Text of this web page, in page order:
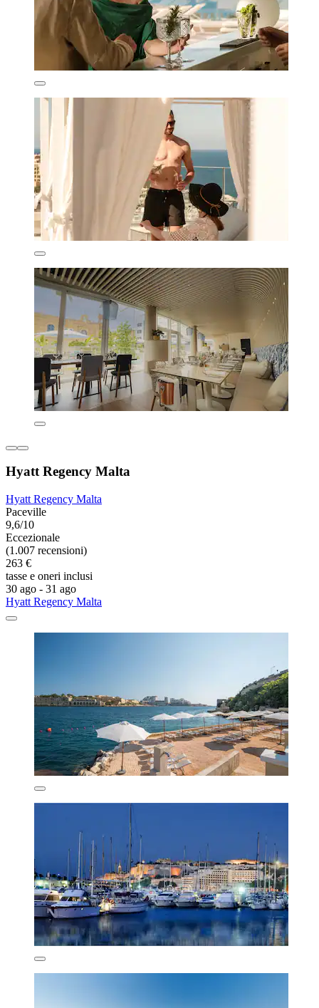
Hyatt Regency Malta
Hyatt Regency Malta
Paceville
9,6/10
Eccezionale
(1.007 recensioni)
263 €
tasse e oneri inclusi
30 ago - 31 ago
Hyatt Regency Malta